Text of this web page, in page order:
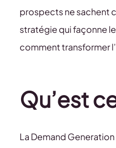
prospects ne sachent
stratégie qui façonne
comment transformer
Qu’est
La Demand